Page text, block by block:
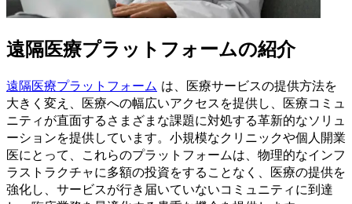
遠隔医療プラットフォームの紹介
遠隔医療プラットフォーム は、医療サービスの提供方法を
大きく変え、医療への幅広いアクセスを提供し、医療コミュ
ニティが直面するさまざまな課題に対処する革新的なソリュ
ーションを提供しています。小規模なクリニックや個人開業
医にとって、これらのプラットフォームは、物理的なインフ
ラストラクチャに多額の投資をすることなく、医療の提供を
強化し、サービスが行き届いていないコミュニティに到達